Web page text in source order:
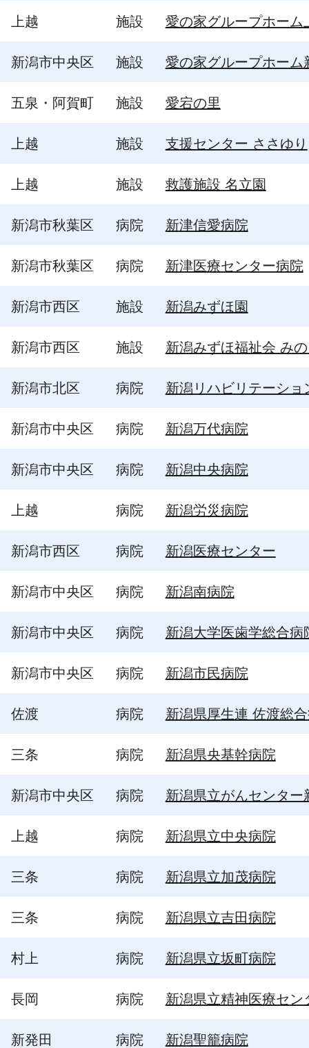
上越 施設 愛の家グループホーム
新潟市中央区 施設 愛の家グループホーム
五泉・阿賀町 施設 愛宕の里
上越 施設 支援センター ささゆり
上越 施設 救護施設 名立園
新潟市秋葉区 病院 新津信愛病院
新潟市秋葉区 病院 新津医療センター病院
新潟市西区 施設 新潟みずほ園
新潟市西区 施設 新潟みずほ福祉会 み
新潟市北区 病院 新潟リハビリテーショ
新潟市中央区 病院 新潟万代病院
新潟市中央区 病院 新潟中央病院
上越 病院 新潟労災病院
新潟市西区 病院 新潟医療センター
新潟市中央区 病院 新潟南病院
新潟市中央区 病院 新潟大学医歯学総合病
新潟市中央区 病院 新潟市民病院
佐渡 病院 新潟県厚生連 佐渡総
三条 病院 新潟県央基幹病院
新潟市中央区 病院 新潟県立がんセンター
上越 病院 新潟県立中央病院
三条 病院 新潟県立加茂病院
三条 病院 新潟県立吉田病院
村上 病院 新潟県立坂町病院
長岡 病院 新潟県立精神医療セン
新発田 病院 新潟聖籠病院